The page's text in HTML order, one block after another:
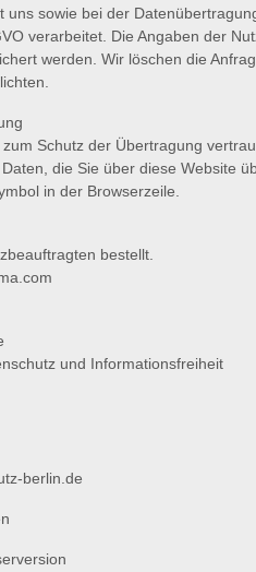
uns sowie bei der
verarbeitet. Die Angaben der
werden. Wir löschen die
Schutz der Übertragung
die Sie über diese Website
in der Browserzeile.
bestellt.
und Informationsfreiheit
berlin.de